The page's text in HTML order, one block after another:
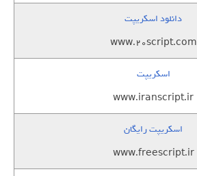
دانلود اسکریپت
www.20script.com
اسکریپت
www.iranscript.ir
اسکریپت رایگان
www.freescript.ir